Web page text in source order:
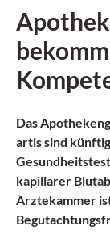
Das
artis sind
kapillarer
Ärztekammer